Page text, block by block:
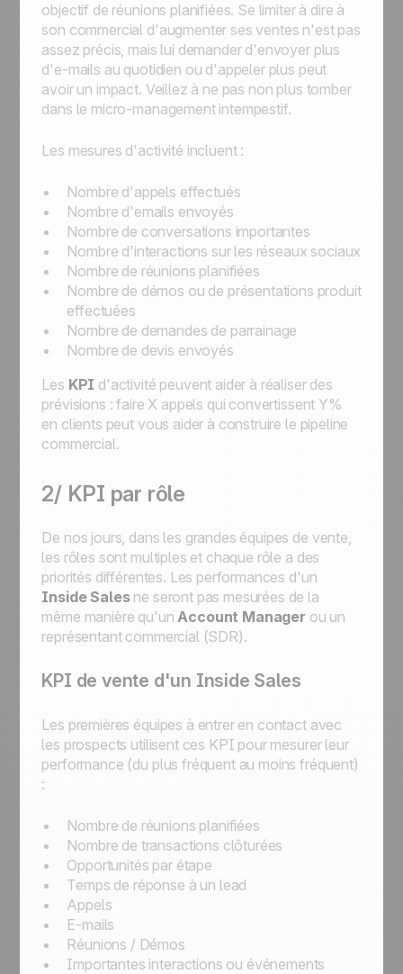
objectif de réunions planifiées. Se limiter à dire à
son commercial d'augmenter ses ventes n'est pas
assez précis, mais lui demander d'envoyer plus
d'e-mails au quotidien ou d'appeler plus peut
avoir un impact. Veillez à ne pas non plus tomber
dans le micro-management intempestif.
Les mesures d'activité incluent :
Nombre d'appels effectués
Nombre d'emails envoyés
Nombre de conversations importantes
Nombre d'interactions sur les réseaux sociaux
Nombre de réunions planifiées
Nombre de démos ou de présentations produit
effectuées
Nombre de demandes de parrainage
Nombre de devis envoyés
Les KPI d'activité peuvent aider à réaliser des
prévisions : faire X appels qui convertissent Y%
en clients peut vous aider à construire le pipeline
commercial.
2/ KPI par rôle
De nos jours, dans les grandes équipes de vente,
les rôles sont multiples et chaque rôle a des
priorités différentes. Les performances d'un
Inside Salesne seront pas mesurées de la
même manière qu'unAccount Manager ou un
représentant commercial (SDR).
KPI de vente d'un Inside Sales
Les premières équipes à entrer en contact avec
les prospects utilisent ces KPI pour mesurer leur
performance (du plus fréquent au moins fréquent)
:
Nombre de réunions planifiées
Nombre de transactions clôturées
Opportunités par étape
Temps de réponse à un lead
Appels
E-mails
Réunions / Démos
Importantes interactions ou événements